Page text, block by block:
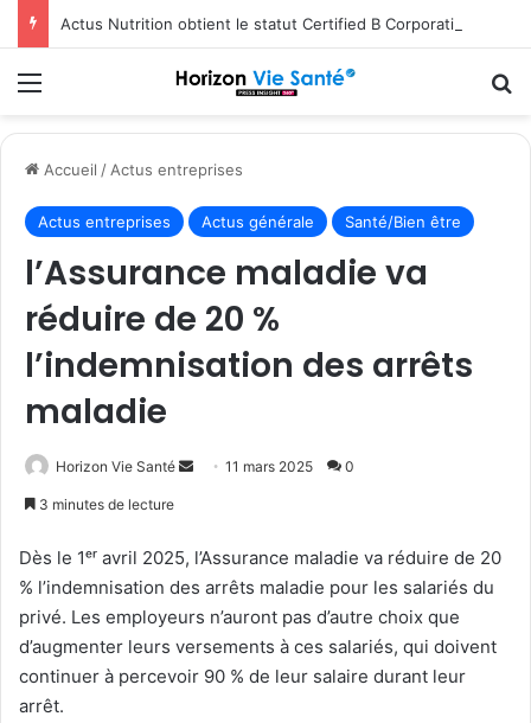
Actus Nutrition obtient le statut Certified B Corporation™
Menu
Accueil /Actus entreprises
Actus entreprises Actus générale Santé/Bien être
l’Assurance maladie va
réduire de 20 %
l’indemnisation des arrêts
maladie
Horizon Vie Santé
Envoyer11 mars 2025 0
3 minutes de lecture
Dès le 1ᵉʳ avril 2025, l’Assurance maladie va réduire de 20
% l’indemnisation des arrêts maladie pour les salariés du
privé. Les employeurs n’auront pas d’autre choix que
d’augmenter leurs versements à ces salariés, qui doivent
continuer à percevoir 90 % de leur salaire durant leur
arrêt.